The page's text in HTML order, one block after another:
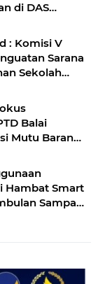
di DAS
: Komisi V
Sarana
Sekolah
Balai
Mutu Barang
Hambat Smart
Sampah